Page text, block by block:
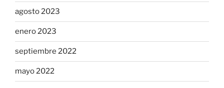
agosto 2023
enero 2023
septiembre 2022
mayo 2022